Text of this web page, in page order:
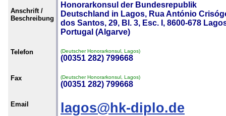
Anschrift /
Beschreibung
Honorarkonsul der Bundesrepublik
Deutschland in Lagos, Rua António
dos Santos, 29, Bl. 3, Esc. I, 8600-678
Portugal (Algarve)
Telefon (Deutscher Honorarkonsul, Lagos)
(00351 282) 799668
Fax (Deutscher Honorarkonsul, Lagos)
(00351 282) 799668
Email lagos@hk-diplo.de